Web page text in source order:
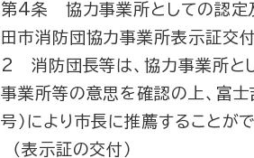
第4条 協力事業所としての認定
田市消防団協力事業所表示証交付
2 消防団長等は、協力事業所と
事業所等の意思を確認の上、富
号）により市長に推薦することがで
（表示証の交付）